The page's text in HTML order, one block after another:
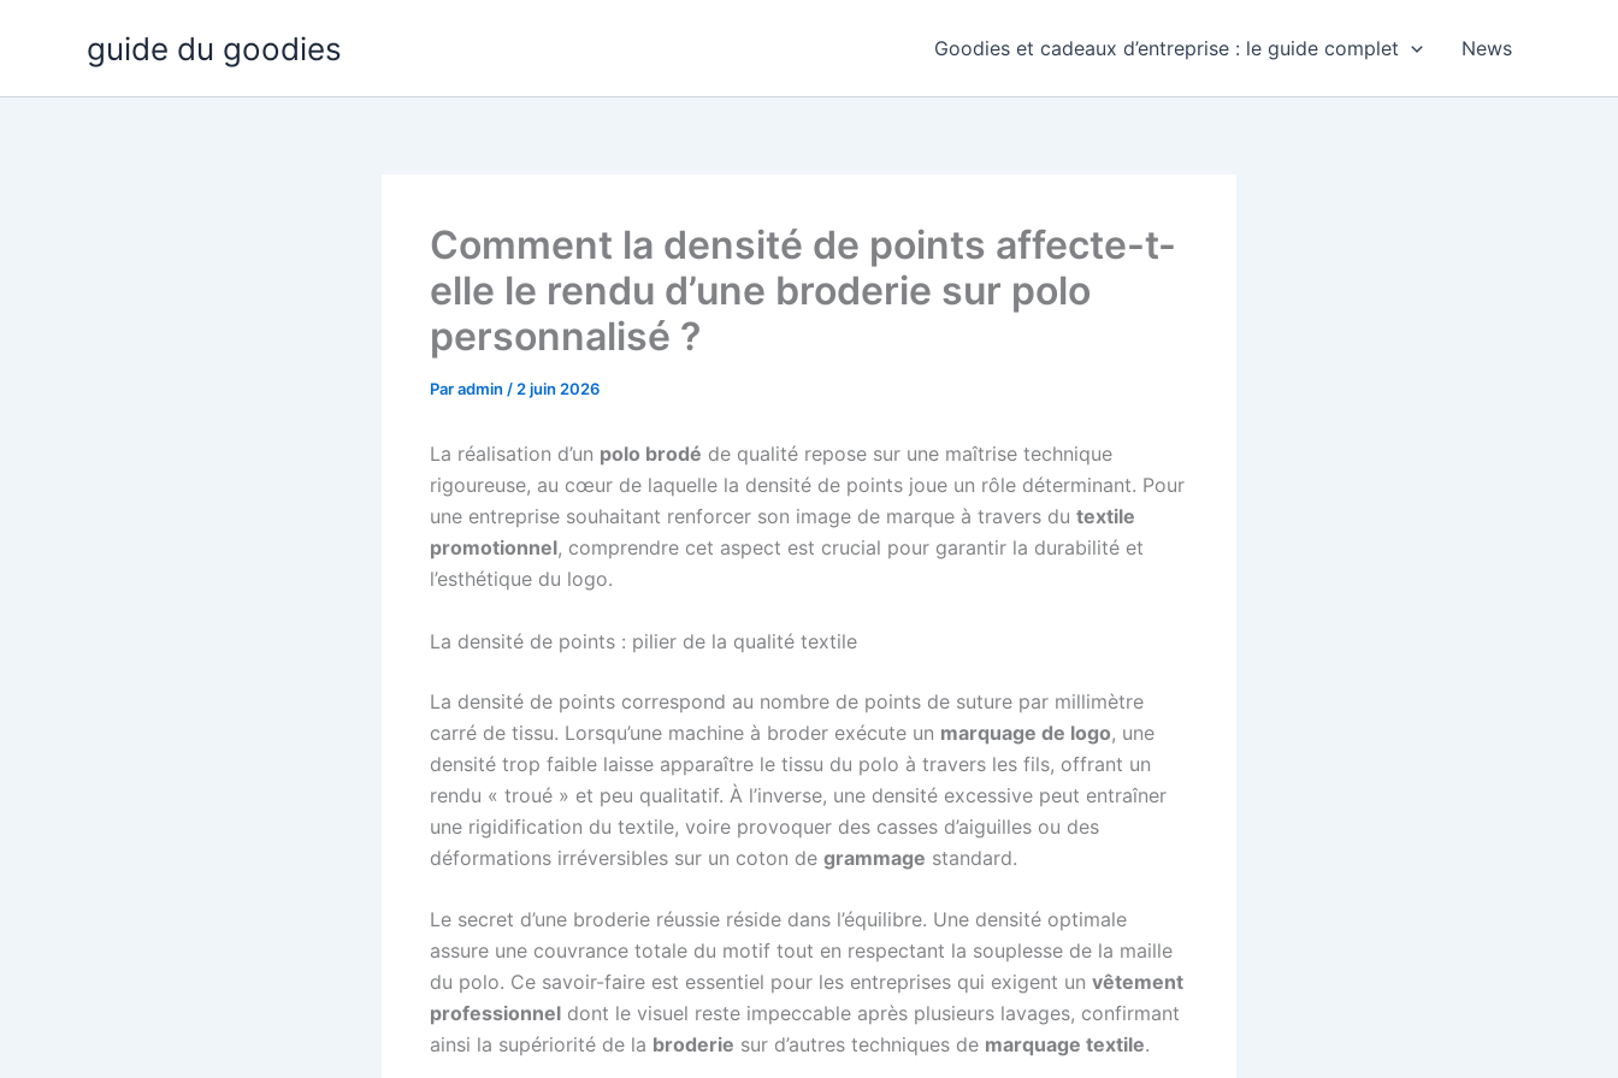
guide du goodies Goodies et cadeaux d’entreprise : le guide complet News
Comment la densité de points affecte-t-
elle le rendu d’une broderie sur polo
personnalisé ?
Paradmin / 2 juin 2026
La réalisation d’un polo brodé de qualité repose sur une maîtrise technique
rigoureuse, au cœur de laquelle la densité de points joue un rôle déterminant. Pour
une entreprise souhaitant renforcer son image de marque à travers du textile
promotionnel, comprendre cet aspect est crucial pour garantir la durabilité et
l’esthétique du logo.
La densité de points : pilier de la qualité textile
La densité de points correspond au nombre de points de suture par millimètre
carré de tissu. Lorsqu’une machine à broder exécute un marquage de logo, une
densité trop faible laisse apparaître le tissu du polo à travers les fils, offrant un
rendu « troué » et peu qualitatif. À l’inverse, une densité excessive peut entraîner
une rigidification du textile, voire provoquer des casses d’aiguilles ou des
déformations irréversibles sur un coton de grammage standard.
Le secret d’une broderie réussie réside dans l’équilibre. Une densité optimale
assure une couvrance totale du motif tout en respectant la souplesse de la maille
du polo. Ce savoir-faire est essentiel pour les entreprises qui exigent un vêtement
professionnel dont le visuel reste impeccable après plusieurs lavages, confirmant
ainsi la supériorité de la broderie sur d’autres techniques de marquage textile.